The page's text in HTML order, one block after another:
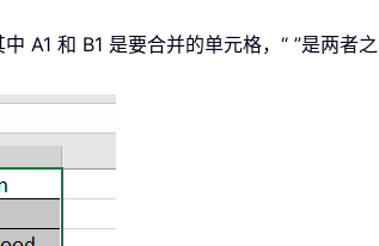
中 A1 和 B1 是要合并的单元格，“ ”是两